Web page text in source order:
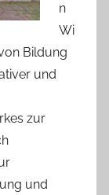
n
Wi
Bildung
und
zur
und